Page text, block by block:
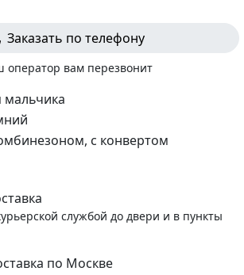
Заказать по телефону
оператор вам перезвонит
мальчика
с конвертом
службой до двери и в пункты
по Москве